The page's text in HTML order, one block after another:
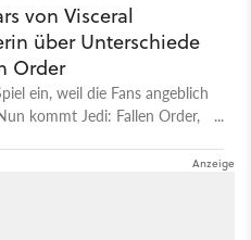
von Visceral
über Unterschiede
Order
ein, weil die Fans angeblich
kommt Jedi: Fallen Order,